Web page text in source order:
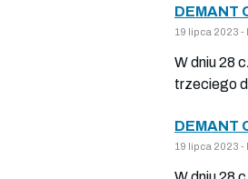
DEMANT
19 lipca 2023 -
W dniu 28
trzeciego
DEMANT
19 lipca 2023 -